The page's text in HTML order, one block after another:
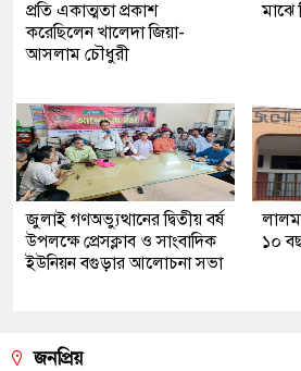
প্রতি একাত্মতা প্রকাশ
করেছিলেন খালেদা জিয়া-
আসলাম চৌধুরী
মাঝে
জুলাই গণঅভ্যুত্থানের দ্বিতীয় বর্ষ
উপলক্ষে প্রেসক্লাব ও সাংবাদিক
ইউনিয়ন বগুড়ার আলোচনা সভা
১০
জনপ্রিয়